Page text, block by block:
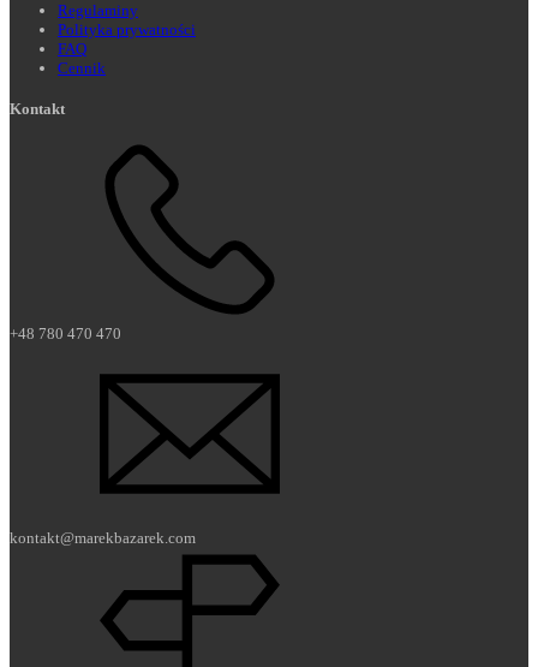
Regulaminy
Polityka prywatności
FAQ
Cennik
Kontakt
+48 780 470 470
kontakt@marekbazarek.com